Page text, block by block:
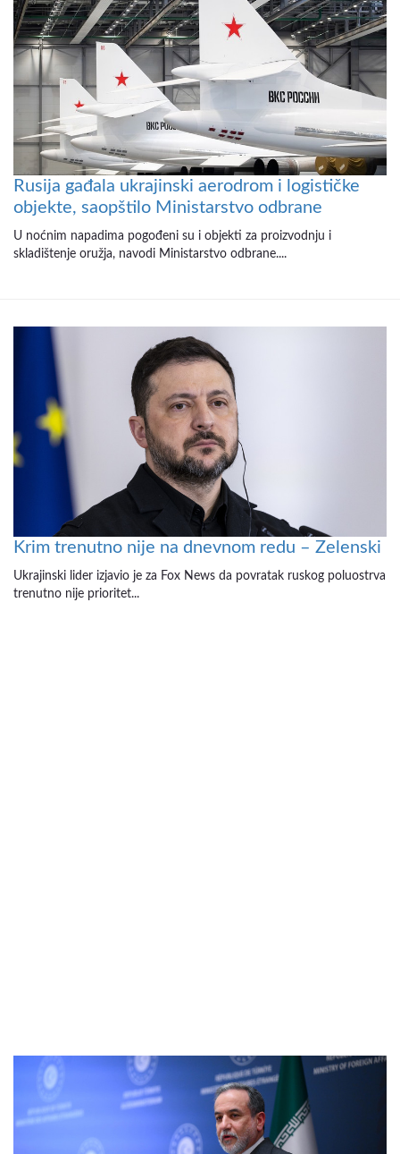
Rusija gađala ukrajinski aerodrom i logističke
objekte, saopštilo Ministarstvo odbrane
U noćnim napadima pogođeni su i objekti za proizvodnju i
skladištenje oružja, navodi Ministarstvo odbrane....
Krim trenutno nije na dnevnom redu – Zelenski
Ukrajinski lider izjavio je za Fox News da povratak ruskog poluostrva
trenutno nije prioritet...